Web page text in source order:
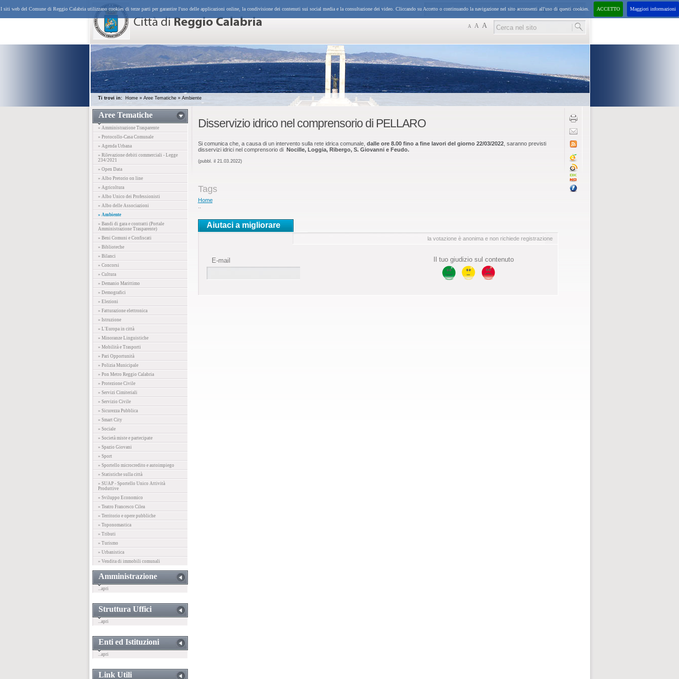
I siti web del Comune di Reggio Calabria utilizzano cookies di terze parti per garantire l'uso delle applicazioni online, la condivisione dei contenuti sui social media e la consultazione dei video. Cliccando su Accetto o continuando la navigazione nel sito acconsenti all'uso di questi cookies. ACCETTO Maggiori informazioni
domenica 9 agosto 2026 09:37
A A A
Ti trovi in: Home » Aree Tematiche » Ambiente
Aree Tematiche
» Amministrazione Trasparente
» Protocollo-Casa Comunale
» Agenda Urbana
» Rilevazione debiti commerciali - Legge
234/2021
» Open Data
» Albo Pretorio on line
» Agricoltura
» Albo Unico dei Professionisti
» Albo delle Associazioni
» Ambiente
» Bandi di gara e contratti (Portale
Amministrazione Trasparente)
» Beni Comuni e Confiscati
» Biblioteche
» Bilanci
» Concorsi
» Cultura
» Demanio Marittimo
» Demografici
» Elezioni
» Fatturazione elettronica
» Istruzione
» L'Europa in città
» Minoranze Linguistiche
» Mobilità e Trasporti
» Pari Opportunità
» Polizia Municipale
» Pon Metro Reggio Calabria
» Protezione Civile
» Servizi Cimiteriali
» Servizio Civile
» Sicurezza Pubblica
» Smart City
» Sociale
» Società miste e partecipate
» Spazio Giovani
» Sport
» Sportello microcredito e autoimpiego
» Statistiche sulla città
» SUAP - Sportello Unico Attività
Produttive
» Sviluppo Economico
» Teatro Francesco Cilea
» Territorio e opere pubbliche
» Toponomastica
» Tributi
» Turismo
» Urbanistica
» Vendita di immobili comunali
Amministrazione
...apri
Struttura Uffici
...apri
Enti ed Istituzioni
...apri
Link Utili
Disservizio idrico nel comprensorio di PELLARO
Si comunica che, a causa di un intervento sulla rete idrica comunale, dalle ore 8.00 fino a fine lavori del giorno 22/03/2022, saranno previsti
disservizi idrici nel comprensorio di Nocille, Loggia, Ribergo, S. Giovanni e Feudo.
(pubbl. il 21.03.2022)
Tags
Home
Aiutaci a migliorare
la votazione è anonima e non richiede registrazione
E-mail Il tuo giudizio sul contenuto